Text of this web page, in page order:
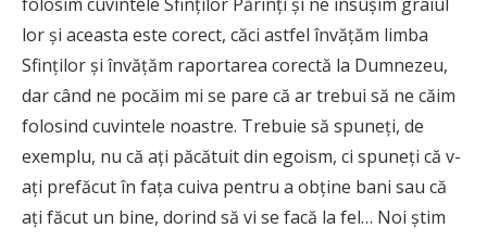
lor și aceasta este corect, căci astfel învățăm limba
Sfinților și învățăm raportarea corectă la Dumnezeu,
dar când ne pocăim mi se pare că ar trebui să ne căim
folosind cuvintele noastre. Trebuie să spuneți, de
exemplu, nu că ați păcătuit din egoism, ci spuneți că v-
ați prefăcut în fața cuiva pentru a obține bani sau că
ați făcut un bine, dorind să vi se facă la fel… Noi știm